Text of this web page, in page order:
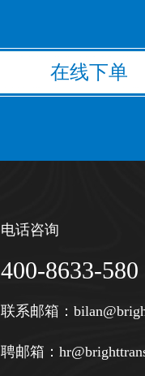
在线下单
电话咨询
400-8633-580
联系邮箱：
聘邮箱：